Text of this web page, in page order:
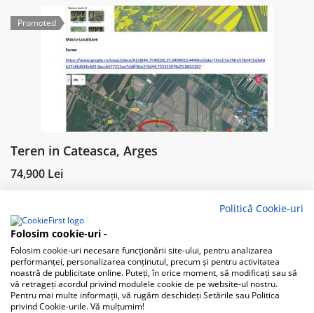
Promoted
Teren in Cateasca, Arges
74,900 Lei
23Next
Politică Cookie-uri
Folosim cookie-uri -
Folosim cookie-uri necesare funcționării site-ului, pentru analizarea
performanței, personalizarea conținutul, precum și pentru activitatea
noastră de publicitate online. Puteți, în orice moment, să modificați sau să
vă retrageți acordul privind modulele cookie de pe website-ul nostru.
Pentru mai multe informații, vă rugăm deschideți Setările sau Politica
privind Cookie-urile. Vă mulțumim!